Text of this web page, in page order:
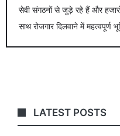
सेवी संगठनों से जुड़े रहे हैं और
साथ रोजगार दिलवाने में महत्वपूर्ण
LATEST POSTS